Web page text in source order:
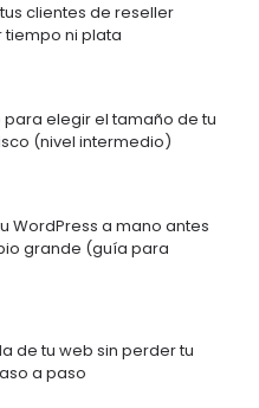
clientes de reseller
tiempo ni plata
elegir el tamaño de tu
(nivel intermedio)
WordPress a mano antes
grande (guía para
de tu web sin perder tu
a paso